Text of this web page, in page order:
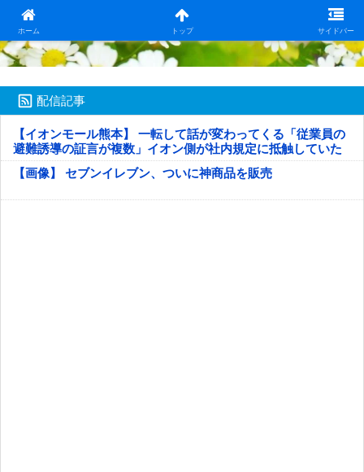
ホーム トップ サイドバー
日本第一！ニュース録
配信記事
【イオンモール熊本】 一転して話が変わってくる「従業員の
避難誘導の証言が複数」イオン側が社内規定に抵触していた
疑い
【画像】 セブンイレブン、ついに神商品を販売